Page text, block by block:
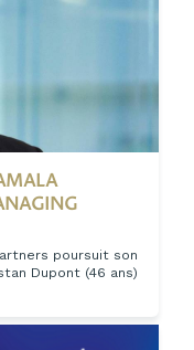
poursuit son
Dupont (46 ans)